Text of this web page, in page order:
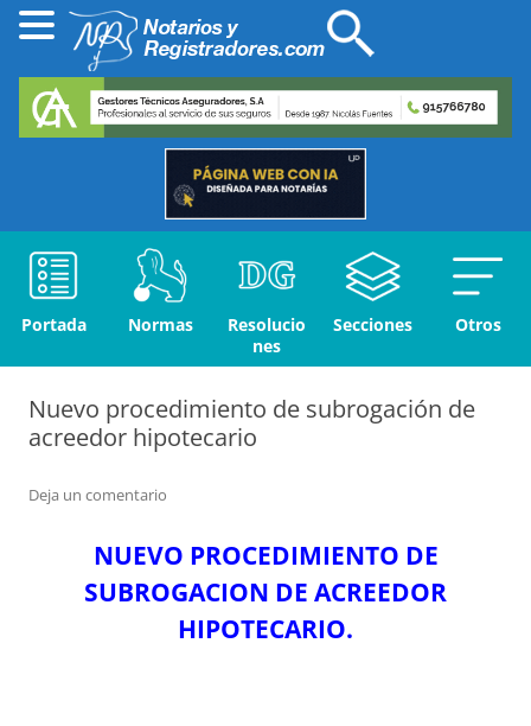
Portada Normas
Resolucio
nes
Secciones Otros
Nuevo procedimiento de subrogación de
acreedor hipotecario
Deja un comentario
NUEVO PROCEDIMIENTO DE
SUBROGACION DE ACREEDOR
HIPOTECARIO.